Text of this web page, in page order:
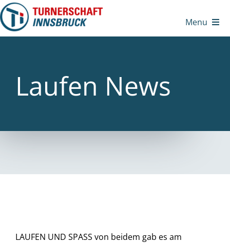
Zum
Inhalt
springen
Menu
Laufen News
LAUFEN UND SPASS von beidem gab es am